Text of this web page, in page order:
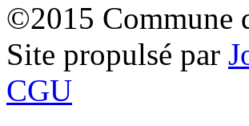
©2015 Commune
Site propulsé par
CGU